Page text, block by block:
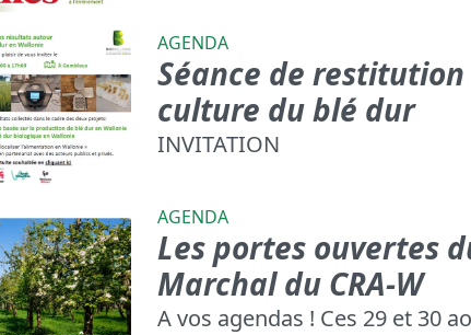
AGENDA
Séance de
culture du blé dur
INVITATION
AGENDA
Les portes ouvertes
Marchal du CRA-W
A vos agendas ! Ces 29 et 30